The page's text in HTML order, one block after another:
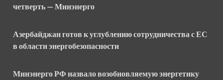
четверть — Минэнерго
Азербайджан готов к углублению сотрудничества с ЕС
в области энергобезопасности
Минэнерго РФ назвало возобновляемую энергетику